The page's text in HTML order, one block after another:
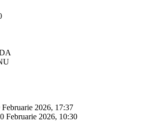
Februarie 2026, 17:37
Februarie 2026, 10:30